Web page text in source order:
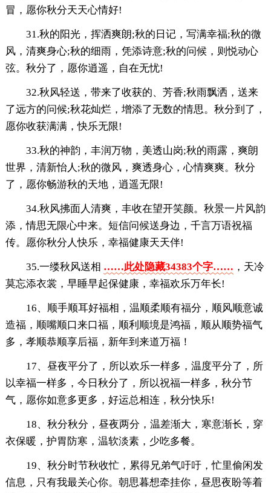
冒，愿你秋分天天心情好!
31.秋的阳光，挥洒爽朗;秋的日记，写满幸福;秋的微
风，清爽身心;秋的细雨，凭添诗意;秋的问候，则悦动心
弦。秋分了，愿你逍遥，自在无忧!
32.秋风轻送，带来了收获的、芳香;秋雨飘洒，送来
了远方的问候;秋花灿烂，增添了无数的情思。秋分到了，
愿你收获满满，快乐无限!
33.秋的神韵，丰润万物，美透山岗;秋的雨露，爽朗
世界，清新怡人;秋的微风，爽透身心，心情爽爽。秋分
了，愿你畅游秋的天地，逍遥无限!
34.秋风拂面人清爽，丰收在望开笑颜。秋景一片风韵
添，情思无限心中来。短信问候送身边，千言万语祝福
传。愿你秋分人快乐，幸福健康天天伴!
35.一缕秋风送相 ……此处隐藏34383个字…… ，天冷
莫忘添衣裳，早睡早起保健康，幸福欢乐万年长!
16、顺手顺耳好福相，温顺柔顺有福分，顺风顺意诚
造福，顺嘴顺口来口福，顺利顺境是鸿福，顺从顺势福气
多，孝顺恭顺享后福，新年到来道万福！
17、昼夜平分了，所以欢乐一样多，温度平分了，所
以幸福一样多，今日秋分了，所以祝福一样多，秋分节
气，愿你如意多更多，好运总相连，秋分快乐!
18、秋分秋分，昼夜两分，温差渐大，寒意渐长，穿
衣保暖，护胃防寒，温软淡素，少吃多餐。
19、秋分时节秋收忙，累得兄弟气吁吁，忙里偷闲发
信息，只有我最关心你。朝思暮想牵挂你，昼思夜盼等着